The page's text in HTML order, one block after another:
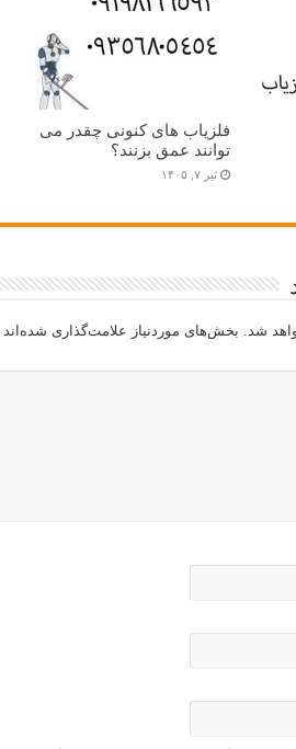
فلزیاب های کنونی چقدر می
توانند عمق بزنند؟
تیر ۷, ۱۴۰۵
شد. بخش‌های موردنیاز علامت‌گذاری شده‌اند